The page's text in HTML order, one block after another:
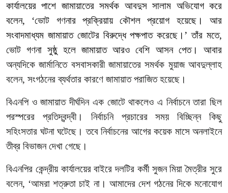
কার্যালয়ের পাশে জামায়াতের সমর্থক আবদুস সালাম অভিযোগ করে
বলেন, ‘ভোট গণনার প্রক্রিয়ায় কৌশল প্রয়োগ হয়েছে।
আর
সংবাদমাধ্যম জামায়াত জোটের বিরুদ্ধে পক্ষপাত করেছে। ’তাঁর মতে,
ভোট গণনা সুষ্ঠু হলে জামায়াত আরও বেশি আসন পেত।
আবার
অন্যদিকে জার্মানিতে বসবাসকারী জামায়াতের সমর্থক মুয়াজ আবদুল্লাহ
বলেন, সংগঠনের ব্যর্থতার কারণে জামায়াত পরাজিত হয়েছে।
বিএনপি ও জামায়াত দীর্ঘদিন এক জোটে থাকলেও এ নির্বাচনে তারা ছিল
পরস্পরের
প্রতিদ্বন্দ্বী। নির্বাচনি প্রচারের সময় বিচ্ছিন্ন
কিছু
সহিংসতার ঘটনা ঘটেছে। তবে নির্বাচনের আগের কয়েক মাসে অনলাইনে
তীব্র বিভাজন দেখা গেছে।
বিএনপির কেন্দ্রীয় কার্যালয়ের বাইরে দলটির কর্মী সুজন মিয়া মৈত্রীর সুরে
বলেন, ‘আমরা শত্রুতা চাই না। আমাদের দেশ গঠনের দিকে মনোযোগ